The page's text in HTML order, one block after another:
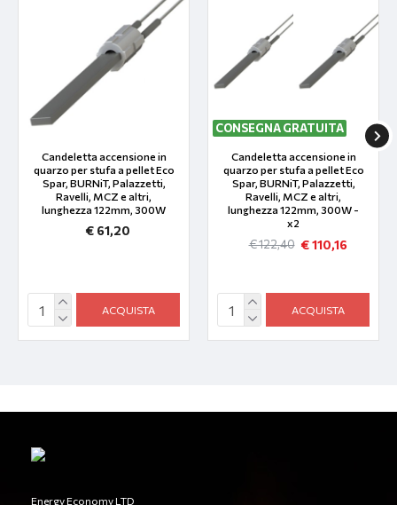
Candeletta accensione in
quarzo per stufa a pellet Eco
Spar, BURNiT, Palazzetti,
Ravelli, MCZ e altri,
lunghezza 122mm, 300W
€ 61,20
ACQUISTA
CONSEGNA GRATUITA
Candeletta accensione in
quarzo per stufa a pellet Eco
Spar, BURNiT, Palazzetti,
Ravelli, MCZ e altri,
lunghezza 122mm, 300W -
x2
€ 110,16
€ 122,40
ACQUISTA
Energy Economy LTD